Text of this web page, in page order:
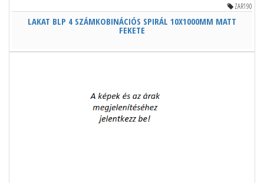
ZAR190
LAKAT BLP 4 SZÁMKOBINÁCIÓS SPIRÁL 10X1000MM MATT
FEKETE